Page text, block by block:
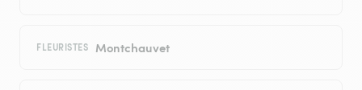
FLEURISTES Montchauvet